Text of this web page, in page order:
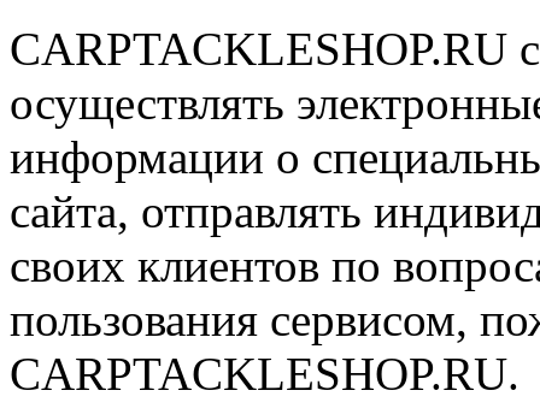
CARPTACKLESHOP.RU с
осуществлять
информации о
сайта, отправлять
своих клиентов по
пользования сервисом,
CARPTACKLESHOP.RU.